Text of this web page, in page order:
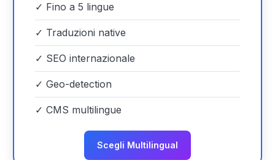
✓ Fino a 5 lingue
✓ Traduzioni native
✓ SEO internazionale
✓ Geo-detection
✓ CMS multilingue
Scegli Multilingual